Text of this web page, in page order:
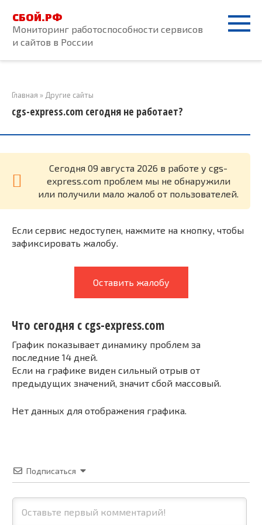
контенту
СБОЙ.РФ
Мониторинг работоспособности сервисов
и сайтов в России
Главная » Другие сайты
cgs-express.com сегодня не работает?
Cегодня 09 августа 2026 в работе у cgs-
express.com проблем мы не обнаружили
или получили мало жалоб от пользователей.
Если сервис недоступен, нажмите на кнопку, чтобы
зафиксировать жалобу.
Оставить жалобу
Что сегодня с cgs-express.com
График показывает динамику проблем за
последние 14 дней.
Если на графике виден сильный отрыв от
предыдущих значений, значит сбой массовый.
Нет данных для отображения графика.
Подписаться